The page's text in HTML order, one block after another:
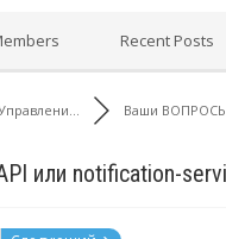
Recent Posts
Ваши
или notification-